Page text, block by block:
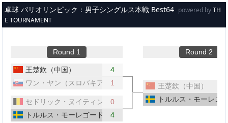
メインコンテンツへスキップ
卓球 パリオリンピック：男子シングルス本戦 Best64 powered byTH
E TOURNAMENT
Round 1 Round 2
王楚欽（中国）
4
ワン・ヤン（スロバキア） 1
セドリック・ヌイティンク（ベルギー）
0
トルルス・モーレゴード（スウェーデン）
4
王楚欽（中国）
トルルス・モーレゴ